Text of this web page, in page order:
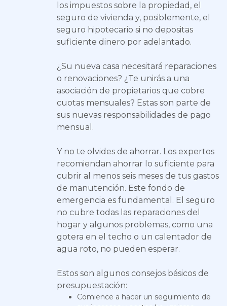
los impuestos sobre la propiedad, el
seguro de vivienda y, posiblemente, el
seguro hipotecario si no depositas
suficiente dinero por adelantado.
¿Su nueva casa necesitará reparaciones
o renovaciones? ¿Te unirás a una
asociación de propietarios que cobre
cuotas mensuales? Estas son parte de
sus nuevas responsabilidades de pago
mensual.
Y no te olvides de ahorrar. Los expertos
recomiendan ahorrar lo suficiente para
cubrir al menos seis meses de tus gastos
de manutención. Este fondo de
emergencia es fundamental. El seguro
no cubre todas las reparaciones del
hogar y algunos problemas, como una
gotera en el techo o un calentador de
agua roto, no pueden esperar.
Estos son algunos consejos básicos de
presupuestación:
Comience a hacer un seguimiento de